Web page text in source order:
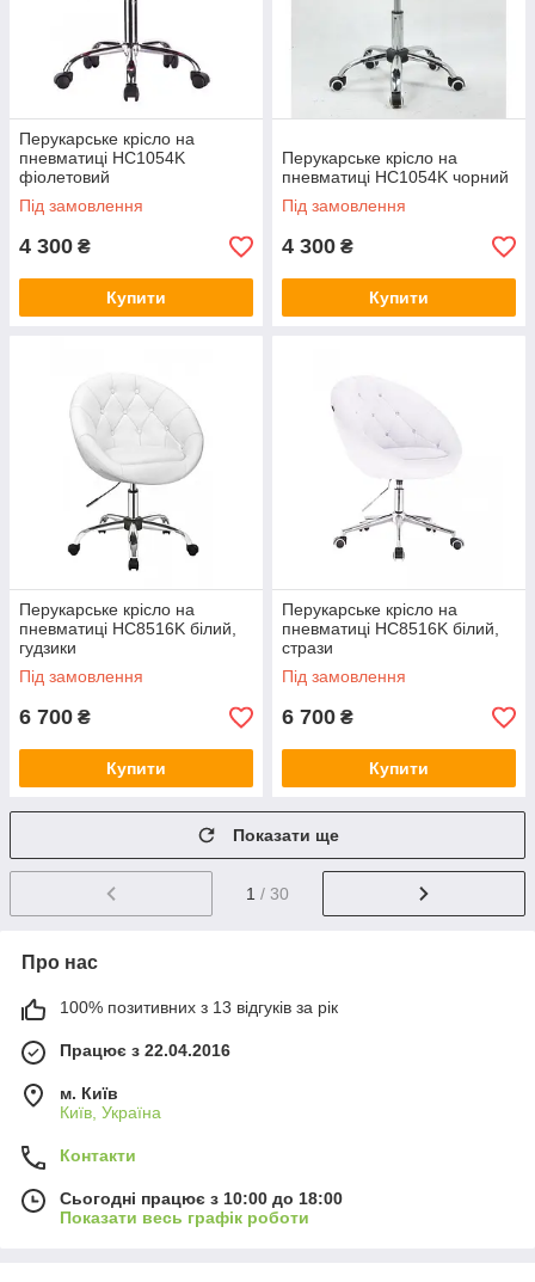
Перукарське крісло на
пневматиці HC1054K
фіолетовий
Під замовлення
4 300 ₴
Купити
Перукарське крісло на
пневматиці HC1054K чорний
Під замовлення
4 300 ₴
Купити
Перукарське крісло на
пневматиці HC8516K білий,
гудзики
Під замовлення
6 700 ₴
Купити
Перукарське крісло на
пневматиці HC8516K білий,
стрази
Під замовлення
6 700 ₴
Купити
Показати ще
1 / 30
Про нас
100% позитивних з 13 відгуків за рік
Працює з 22.04.2016
м. Київ
Київ, Україна
Контакти
Сьогодні працює з 10:00 до 18:00
Показати весь графік роботи